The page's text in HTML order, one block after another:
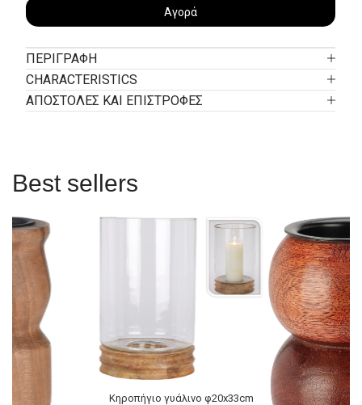
Αγορά
ΠΕΡΙΓΡΑΦΉ
CHARACTERISTICS
ΑΠΟΣΤΟΛΕΣ ΚΑΙ ΕΠΙΣΤΡΟΦΕΣ
Best sellers
Κηροπήγιο γυάλινο φ20x33cm